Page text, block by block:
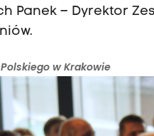
Panek – Dyrektor
w Krakowie